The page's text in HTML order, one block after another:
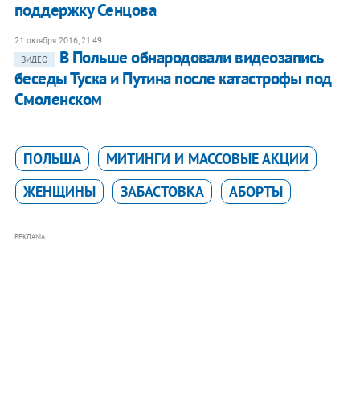
поддержку Сенцова
21 октября 2016, 21:49
ВИДЕО
В Польше обнародовали видеозапись
беседы Туска и Путина после катастрофы под
Смоленском
ПОЛЬША
МИТИНГИ И МАССОВЫЕ АКЦИИ
ЖЕНЩИНЫ
ЗАБАСТОВКА АБОРТЫ
РЕКЛАМА